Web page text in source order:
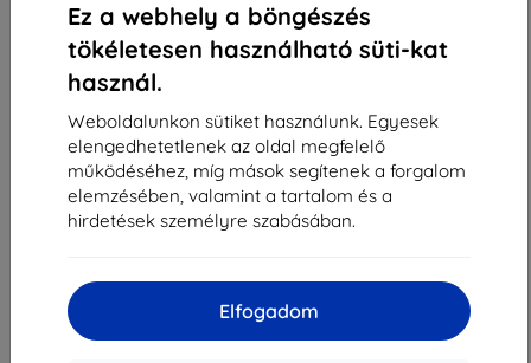
Ez a webhely a böngészés
tökéletesen használható süti-kat
használ.
Weboldalunkon sütiket használunk. Egyesek
elengedhetetlenek az oldal megfelelő
működéséhez, míg mások segítenek a forgalom
elemzésében, valamint a tartalom és a
hirdetések személyre szabásában.
Elfogadom
6 291 Ft
Raktáron 4 darab
Összes találat5